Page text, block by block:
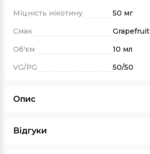
Міцність нікотину
50 мг
Смак
Grapefruit
Об'єм
10 мл
VG/PG
50/50
Опис
Відгуки